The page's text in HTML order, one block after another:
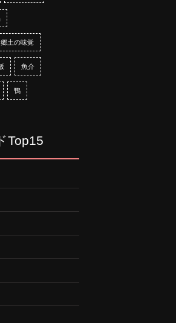
郷土の味覚
魚介
鴨
Top15